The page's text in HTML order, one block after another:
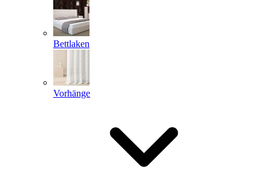
Bettlaken
Vorhänge